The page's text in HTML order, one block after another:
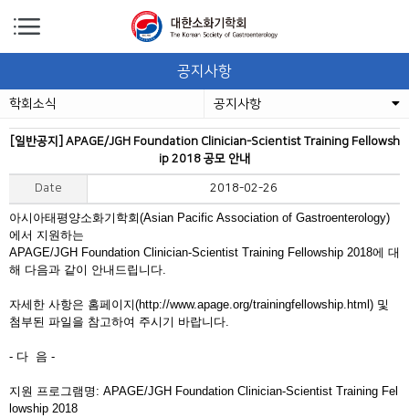
공지사항
학회소식 공지사항
[일반공지] APAGE/JGH Foundation Clinician-Scientist Training Fellowsh
ip 2018 공모 안내
Date 2018-02-26
아시아태평양소화기학회(Asian Pacific Association of Gastroenterology)
에서 지원하는
APAGE/JGH Foundation Clinician-Scientist Training Fellowship 2018에 대
해 다음과 같이 안내드립니다.
자세한 사항은 홈페이지(http://www.apage.org/trainingfellowship.html) 및
첨부된 파일을 참고하여 주시기 바랍니다.
- 다 음 -
지원 프로그램명: APAGE/JGH Foundation Clinician-Scientist Training Fel
lowship 2018